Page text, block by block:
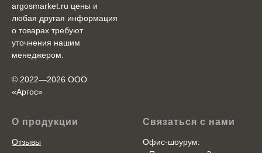
argosmarket.ru цены и
любая другая информация
о товарах требуют
уточнения нашим
менеджером.
© 2022—2026 ООО
«Аргоc»
О продукции
Отзывы
Связаться с нами
Офис-шоурум: